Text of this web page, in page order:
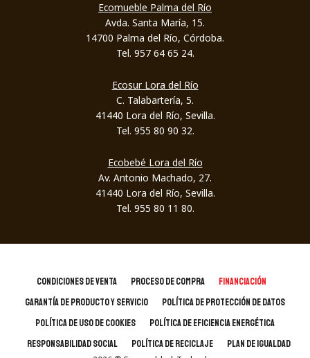
Ecomueble Palma del Río
Avda. Santa María, 15.
14700 Palma del Río, Córdoba.
Tel. 957 64 65 24.
Ecosur Lora del Río
C. Talabartería, 5.
41440 Lora del Río, Sevilla.
Tel. 955 80 90 32.
Ecobebé Lora del Río
Av. Antonio Machado, 27.
41440 Lora del Río, Sevilla.
Tel. 955 80 11 80.
CONDICIONES DE VENTA PROCESO DE COMPRA
FINANCIACIÓN
GARANTÍA DE PRODUCTO Y SERVICIO
POLÍTICA DE PROTECCIÓN DE DATOS
POLÍTICA DE USO DE COOKIES
POLÍTICA DE EFICIENCIA ENERGÉTICA
RESPONSABILIDAD SOCIAL
POLÍTICA DE RECICLAJE
PLAN DE IGUALDAD